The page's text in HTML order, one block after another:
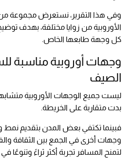
وفي هذا التقرير، نستعرض مجموعة من
الأوروبية من زوايا مختلفة، بهدف
كل وجهة طابعها الخاص.
وجهات أوروبية مناسبة
الصيف
ليست جميع الوجهات الأوروبية
بدت متقاربة على الخريطة.
فبينما تكتفي بعض المدن بتقديم نمط
وجهات أخرى في الجمع بين الثقافة
لتمنح المسافر تجربة أكثر ثراءً وتنوعًا